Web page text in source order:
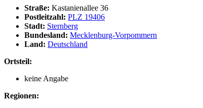
Straße: Kastanienallee 36
Postleitzahl: PLZ 19406
Stadt: Sternberg
Bundesland: Mecklenburg-Vorpommern
Land: Deutschland
Ortsteil:
keine Angabe
Regionen: